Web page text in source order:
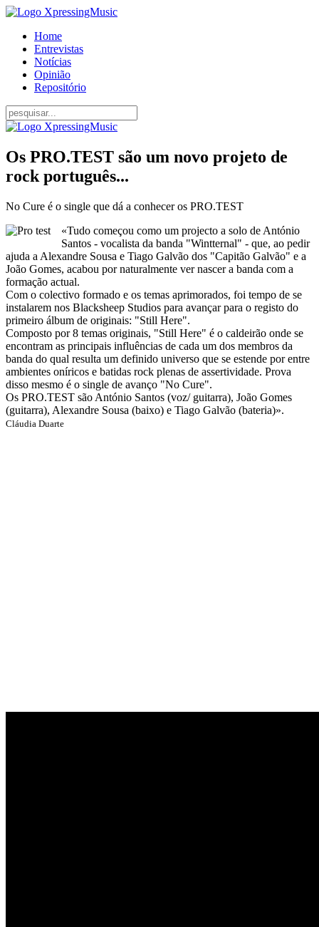
Home
Entrevistas
Notícias
Opinião
Repositório
Os PRO.TEST são um novo projeto de
rock português...
No Cure é o single que dá a conhecer os PRO.TEST
«Tudo começou como um projecto a solo de António
Santos - vocalista da banda "Wintternal" - que, ao pedir
ajuda a Alexandre Sousa e Tiago Galvão dos "Capitão Galvão" e a
João Gomes, acabou por naturalmente ver nascer a banda com a
formação actual.
Com o colectivo formado e os temas aprimorados, foi tempo de se
instalarem nos Blacksheep Studios para avançar para o registo do
primeiro álbum de originais: "Still Here".
Composto por 8 temas originais, "Still Here" é o caldeirão onde se
encontram as principais influências de cada um dos membros da
banda do qual resulta um definido universo que se estende por entre
ambientes oníricos e batidas rock plenas de assertividade. Prova
disso mesmo é o single de avanço "No Cure".
Os PRO.TEST são António Santos (voz/ guitarra), João Gomes
(guitarra), Alexandre Sousa (baixo) e Tiago Galvão (bateria)».
Cláudia Duarte